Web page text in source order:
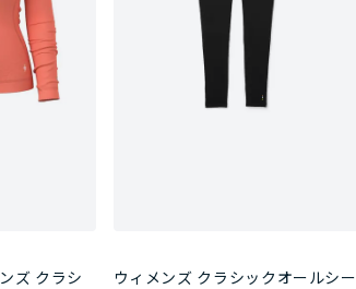
ズ クラシ
ウィメンズ クラシックオールシー